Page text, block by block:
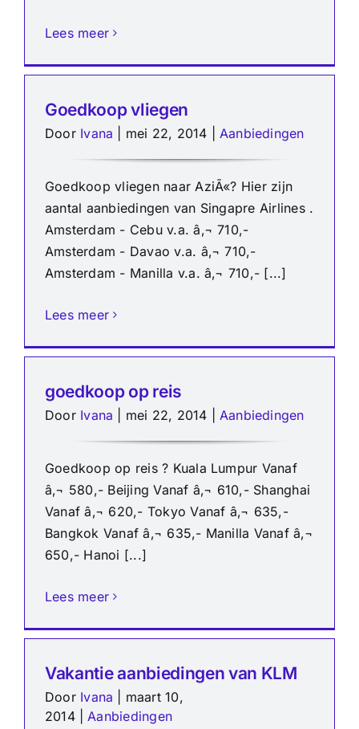
Lees meer
Goedkoop vliegen
Door Ivana mei 22, 2014 Aanbiedingen
Goedkoop vliegen naar AziÃ«? Hier zijn
aantal aanbiedingen van Singapre Airlines .
Amsterdam - Cebu v.a. â‚¬ 710,-
Amsterdam - Davao v.a. â‚¬ 710,-
Amsterdam - Manilla v.a. â‚¬ 710,- [...]
Lees meer
goedkoop op reis
Door Ivana mei 22, 2014 Aanbiedingen
Goedkoop op reis ? Kuala Lumpur Vanaf
â‚¬ 580,- Beijing Vanaf â‚¬ 610,- Shanghai
Vanaf â‚¬ 620,- Tokyo Vanaf â‚¬ 635,-
Bangkok Vanaf â‚¬ 635,- Manilla Vanaf â‚¬
650,- Hanoi [...]
Lees meer
Vakantie aanbiedingen van KLM
Door Ivana
maart 10,
2014
Aanbiedingen